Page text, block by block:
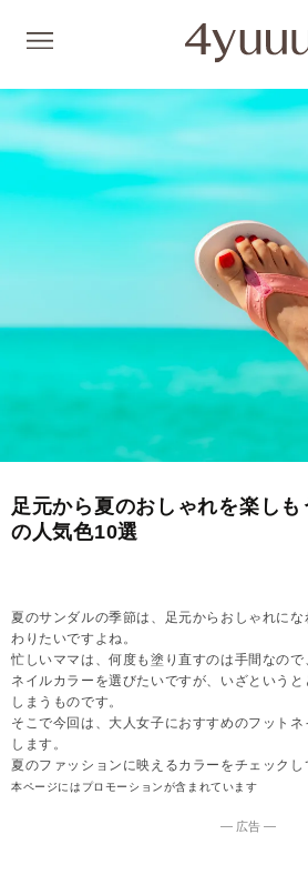
足元から夏のおしゃれを楽し
の人気色10選
夏のサンダルの季節は、足元からおしゃれに
わりたいですよね。
忙しいママは、何度も塗り直すのは手間なの
ネイルカラーを選びたいですが、いざという
しまうものです。
そこで今回は、大人女子におすすめのフット
します。
夏のファッションに映えるカラーをチェックし
本ページにはプロモーションが含まれています
― 広告 ―